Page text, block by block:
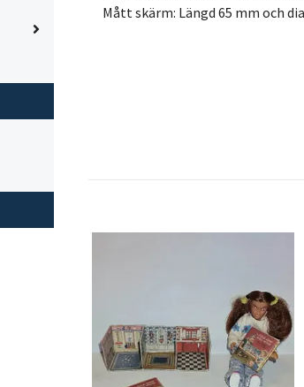
Mått skärm: Längd 65 mm och